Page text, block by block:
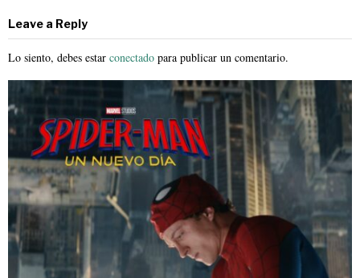
Leave a Reply
Lo siento, debes estar conectado para publicar un comentario.